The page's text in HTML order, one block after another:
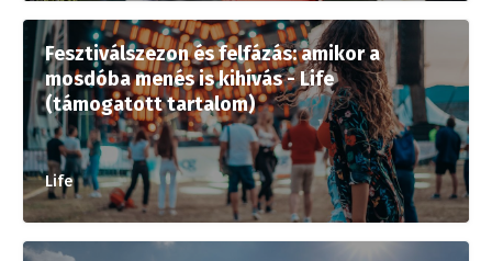
Fesztiválszezon és felfázás: amikor a
mosdóba menés is kihívás - Life
(támogatott tartalom)
Life